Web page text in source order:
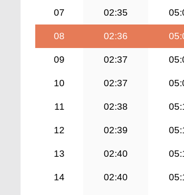
07 02:35
08 02:36
09 02:37
10 02:37
11 02:38
12 02:39
13 02:40
14 02:40